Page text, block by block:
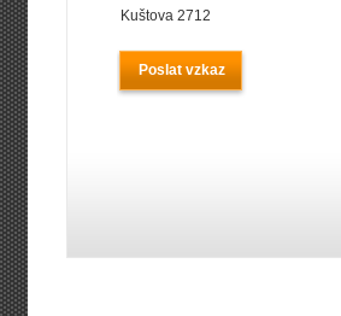
Kuštova 2712
Poslat vzkaz